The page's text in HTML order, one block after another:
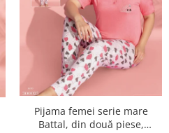
Pijama femei serie mare
Battal, din două piese,